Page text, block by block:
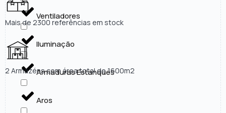
Ventiladores
Iluminação
Armaduras Estanques
Aros
Mais de 2300 referências em stock
2 Armazéns com área total de 1600m2